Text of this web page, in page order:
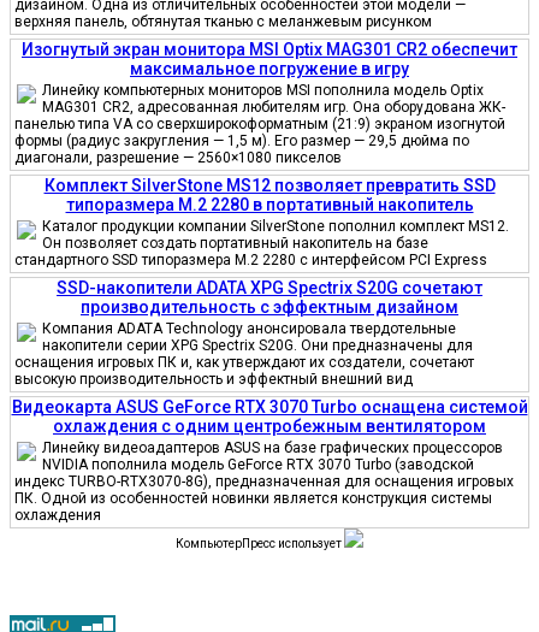
дизайном. Одна из отличительных особенностей этой модели —
верхняя панель, обтянутая тканью с меланжевым рисунком
Изогнутый экран монитора MSI Optix MAG301 CR2 обеспечит
максимальное погружение в игру
Линейку компьютерных мониторов MSI пополнила модель Optix
MAG301 CR2, адресованная любителям игр. Она оборудована ЖК-
панелью типа VA со сверхширокоформатным (21:9) экраном изогнутой
формы (радиус закругления — 1,5 м). Его размер — 29,5 дюйма по
диагонали, разрешение — 2560×1080 пикселов
Комплект SilverStone MS12 позволяет превратить SSD
типоразмера M.2 2280 в портативный накопитель
Каталог продукции компании SilverStone пополнил комплект MS12.
Он позволяет создать портативный накопитель на базе
стандартного SSD типоразмера M.2 2280 с интерфейсом PCI Express
SSD-накопители ADATA XPG Spectrix S20G сочетают
производительность с эффектным дизайном
Компания ADATA Technology анонсировала твердотельные
накопители серии XPG Spectrix S20G. Они предназначены для
оснащения игровых ПК и, как утверждают их создатели, сочетают
высокую производительность и эффектный внешний вид
Видеокарта ASUS GeForce RTX 3070 Turbo оснащена системой
охлаждения с одним центробежным вентилятором
Линейку видеоадаптеров ASUS на базе графических процессоров
NVIDIA пополнила модель GeForce RTX 3070 Turbo (заводской
индекс TURBO-RTX3070-8G), предназначенная для оснащения игровых
ПК. Одной из особенностей новинки является конструкция системы
охлаждения
КомпьютерПресс использует